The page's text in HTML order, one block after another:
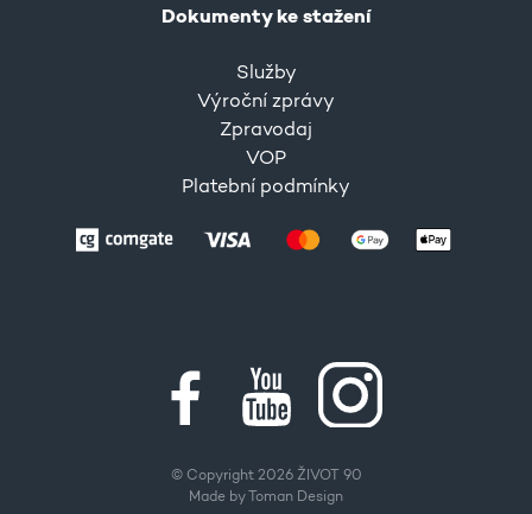
Dokumenty ke stažení
Služby
Výroční zprávy
Zpravodaj
VOP
Platební podmínky
© Copyright 2026 ŽIVOT 90
Made by
Toman Design